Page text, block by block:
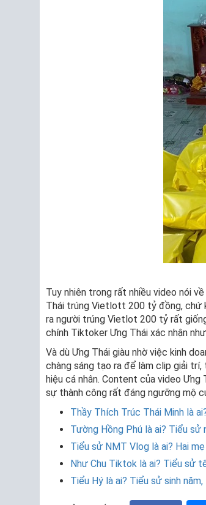
Tuy nhiên trong rất nhiều video nói
Thái trúng Vietlott 200 tỷ đồng, chứ
ra người trúng Vietlot 200 tỷ rất
chính Tiktoker Ưng Thái xác nhận
Và dù Ưng Thái giàu nhờ việc kinh
chàng sáng tạo ra để làm clip giải
hiệu cá nhân. Content của video
sự thành công rất đáng ngưỡng mộ
Thầy Thích Trúc Thái Minh là
Tường Hồng Phú là ai? Tiểu sử
Tiểu sử NMT Vlog là ai? Hai
Như Chu Tiktok là ai? Tiểu sử
Tiểu Hý là ai? Tiểu sử sinh